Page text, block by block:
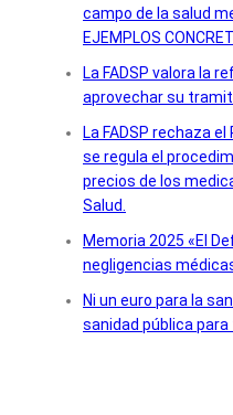
campo de la salud
EJEMPLOS
La FADSP valora la
aprovechar su
La FADSP rechaza
se regula el
precios de los
Salud.
Memoria 2025 «El
negligencias
Ni un euro para la
sanidad pública